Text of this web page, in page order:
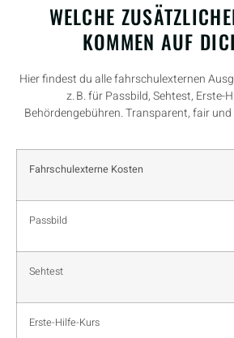
WELCHE
KOMMEN AUF
Hier findest du alle fahrschulexternen
z. B. für Passbild, Sehtest, Erste-
Behördengebühren. Transparent, fair
Fahrschulexterne Kosten
Passbild
Sehtest
Erste-Hilfe-Kurs